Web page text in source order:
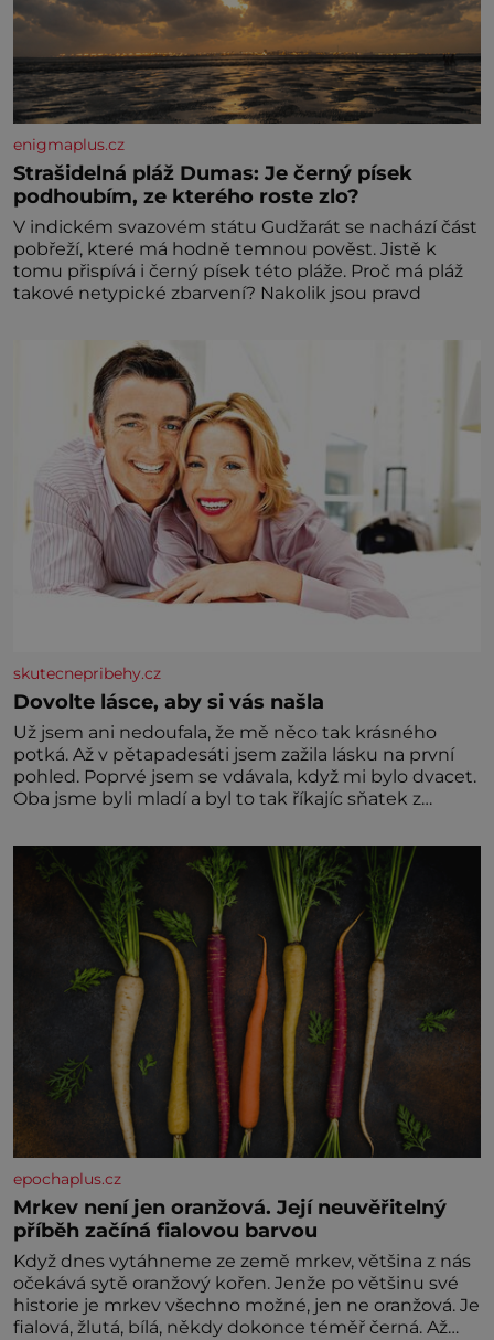
enigmaplus.cz
Strašidelná pláž Dumas: Je černý písek
podhoubím, ze kterého roste zlo?
V indickém svazovém státu Gudžarát se nachází část
pobřeží, které má hodně temnou pověst. Jistě k
tomu přispívá i černý písek této pláže. Proč má pláž
takové netypické zbarvení? Nakolik jsou pravd
skutecnepribehy.cz
Dovolte lásce, aby si vás našla
Už jsem ani nedoufala, že mě něco tak krásného
potká. Až v pětapadesáti jsem zažila lásku na první
pohled. Poprvé jsem se vdávala, když mi bylo dvacet.
Oba jsme byli mladí a byl to tak říkajíc sňatek z
zaopatřený mladý muž. Manželství nám oběma moc
nesvědčilo, brzy jsme zjistili, že
epochaplus.cz
Mrkev není jen oranžová. Její neuvěřitelný
příběh začíná fialovou barvou
Když dnes vytáhneme ze země mrkev, většina z nás
očekává sytě oranžový kořen. Jenže po většinu své
historie je mrkev všechno možné, jen ne oranžová. Je
fialová, žlutá, bílá, někdy dokonce téměř černá. Až